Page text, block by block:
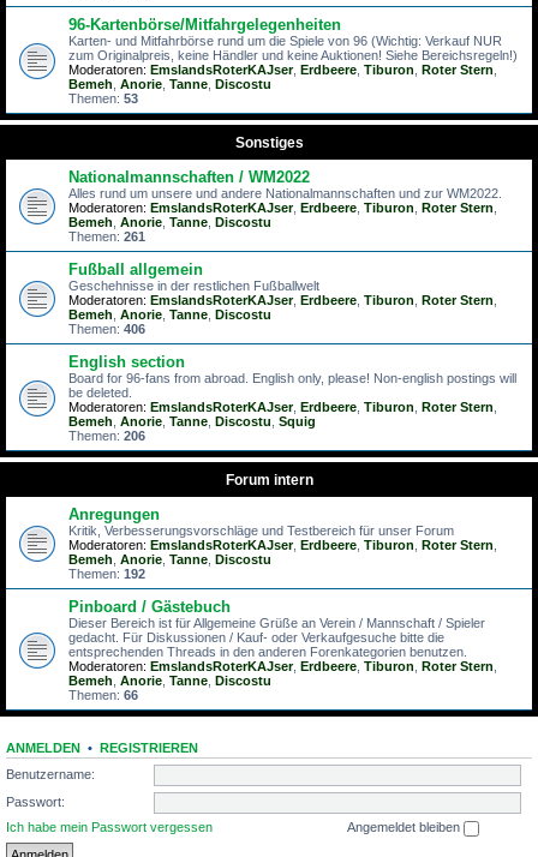
96-Kartenbörse/Mitfahrgelegenheiten
Karten- und Mitfahrbörse rund um die Spiele von 96 (Wichtig: Verkauf NUR
zum Originalpreis, keine Händler und keine Auktionen! Siehe Bereichsregeln!)
Moderatoren: EmslandsRoterKAJser, Erdbeere Tiburon Roter Stern
Bemeh Anorie Tanne Discostu
Themen: 53
Sonstiges
Nationalmannschaften / WM2022
Alles rund um unsere und andere Nationalmannschaften und zur WM2022.
Moderatoren: EmslandsRoterKAJser, Erdbeere Tiburon Roter Stern
Bemeh Anorie Tanne Discostu
Themen: 261
Fußball allgemein
Geschehnisse in der restlichen Fußballwelt
Moderatoren: EmslandsRoterKAJser, Erdbeere Tiburon Roter Stern
Bemeh Anorie Tanne Discostu
Themen: 406
English section
Board for 96-fans from abroad. English only, please! Non-english postings will
be deleted.
Moderatoren: EmslandsRoterKAJser, Erdbeere Tiburon Roter Stern
Bemeh Anorie Tanne Discostu Squig
Themen: 206
Forum intern
Anregungen
Kritik, Verbesserungsvorschläge und Testbereich für unser Forum
Moderatoren: EmslandsRoterKAJser, Erdbeere Tiburon Roter Stern
Bemeh Anorie Tanne Discostu
Themen: 192
Pinboard / Gästebuch
Dieser Bereich ist für Allgemeine Grüße an Verein / Mannschaft / Spieler
gedacht. Für Diskussionen / Kauf- oder Verkaufgesuche bitte die
entsprechenden Threads in den anderen Forenkategorien benutzen.
Moderatoren: EmslandsRoterKAJser, Erdbeere Tiburon Roter Stern
Bemeh Anorie Tanne Discostu
Themen: 66
ANMELDEN • REGISTRIEREN
Benutzername:
Passwort:
Ich habe mein Passwort vergessen
Angemeldet bleiben